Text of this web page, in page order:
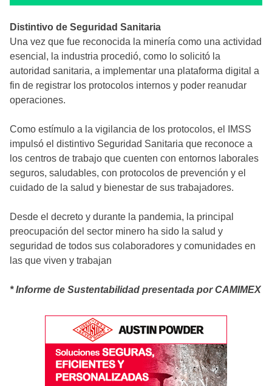
Distintivo de Seguridad Sanitaria
Una vez que fue reconocida la minería como una actividad
esencial, la industria procedió, como lo solicitó la
autoridad sanitaria, a implementar una plataforma digital a
fin de registrar los protocolos internos y poder reanudar
operaciones.
Como estímulo a la vigilancia de los protocolos, el IMSS
impulsó el distintivo Seguridad Sanitaria que reconoce a
los centros de trabajo que cuenten con entornos laborales
seguros, saludables, con protocolos de prevención y el
cuidado de la salud y bienestar de sus trabajadores.
Desde el decreto y durante la pandemia, la principal
preocupación del sector minero ha sido la salud y
seguridad de todos sus colaboradores y comunidades en
las que viven y trabajan
* Informe de Sustentabilidad presentada por CAMIMEX